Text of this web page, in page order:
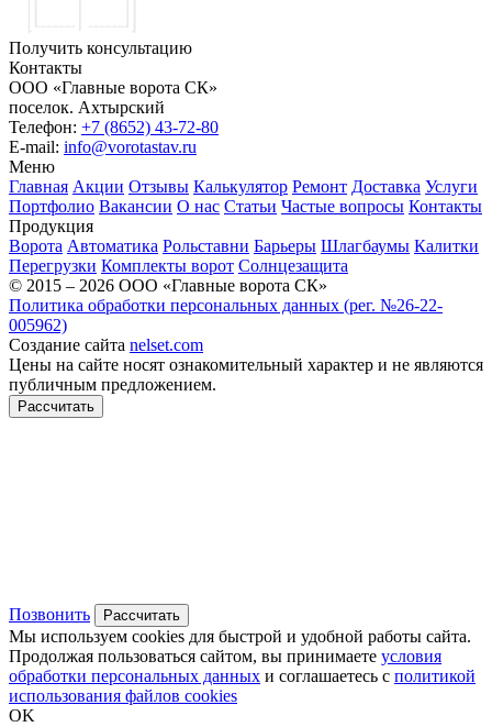
Получить консультацию
Контакты
ООО «Главные ворота СК»
поселок. Ахтырский
Телефон: +7 (8652) 43-72-80
E-mail: info@vorotastav.ru
Меню
Главная Акции Отзывы Калькулятор Ремонт Доставка Услуги
Портфолио Вакансии О нас Статьи Частые вопросы Контакты
Продукция
Ворота Автоматика Рольставни Барьеры Шлагбаумы Калитки
Перегрузки Комплекты ворот Солнцезащита
© 2015 – 2026 ООО «Главные ворота СК»
Политика обработки персональных данных (рег. №26-22-
005962)
Создание сайта nelset.com
Цены на сайте носят ознакомительный характер и не являются
публичным предложением.
Рассчитать
Позвонить Рассчитать
Мы используем cookies для быстрой и удобной работы сайта.
Продолжая пользоваться сайтом, вы принимаете условия
обработки персональных данных и соглашаетесь с политикой
использования файлов cookies
OK